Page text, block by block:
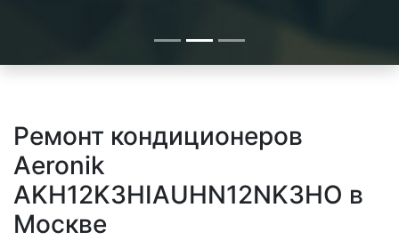
Ремонт кондиционеров
Aeronik
AKH12K3HIAUHN12NK3HO в
Москве